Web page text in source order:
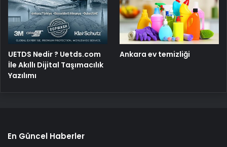
UETDS Nedir ? Uetds.com
İle Akıllı Dijital Taşımacılık
Yazılımı
Ankara ev temizliği
En Güncel Haberler